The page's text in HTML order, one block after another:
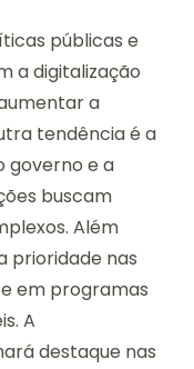
públicas e
a digitalização
a
tendência é a
governo e a
buscam
Além
prioridade nas
em programas
A
destaque nas